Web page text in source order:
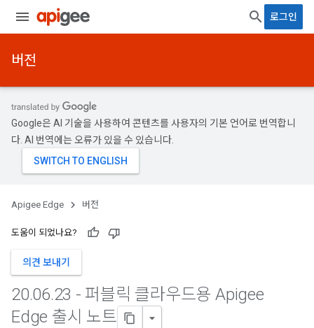
로그인
버전
Google은 AI 기술을 사용하여 콘텐츠를 사용자의 기본 언어로 번역합니
다. AI 번역에는 오류가 있을 수 있습니다.
Apigee Edge 버전
도움이 되었나요?
의견 보내기
20.06.23 - 퍼블릭 클라우드용 Apigee
Edge 출시 노트